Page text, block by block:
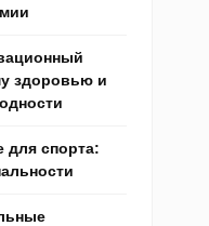
здоровью и
для спорта: